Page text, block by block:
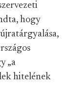
hogy
„a
hitelének